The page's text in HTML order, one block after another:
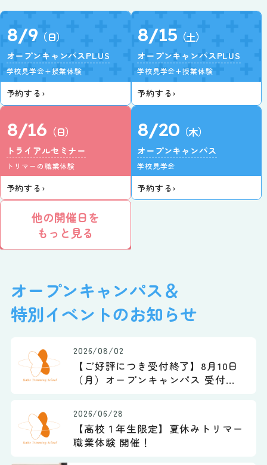
8/9 （日）
オープンキャンパスPLUS
学校見学会+授業体験
予約する›
8/15 （土）
オープンキャンパスPLUS
学校見学会+授業体験
予約する›
8/16 （日）
トライアルセミナー
トリマーの職業体験
予約する›
8/20 （木）
オープンキャンパス
学校見学会
予約する›
他の開催日を
もっと見る
オープンキャンパス＆
特別イベントのお知らせ
2026/08/02
【ご好評につき受付終了】8月10日
（月）オープンキャンパス 受付締
2026/06/28
【高校１年生限定】夏休みトリマー
職業体験 開催！